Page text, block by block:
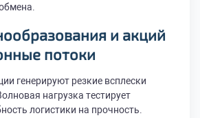
и акций
потоки
генерируют резкие всплески
нагрузка тестирует
логистики на прочность.